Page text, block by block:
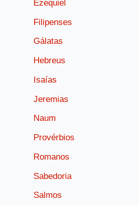
Ezequiel
Filipenses
Gálatas
Hebreus
Isaías
Jeremias
Naum
Provérbios
Romanos
Sabedoria
Salmos